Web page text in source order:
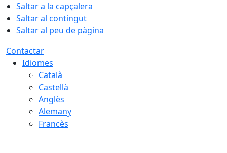
Saltar a la capçalera
Saltar al contingut
Saltar al peu de pàgina
Contactar
Idiomes
Català
Castellà
Anglès
Alemany
Francès